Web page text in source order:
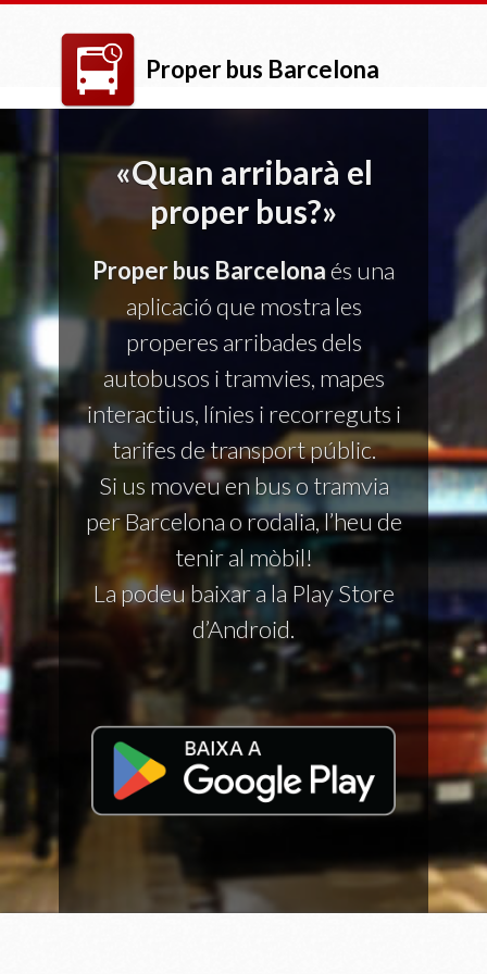
Proper bus Barcelona
«Quan arribarà el
proper bus?»
Proper bus Barcelonaés una
aplicació que mostra les
properes arribades dels
autobusos i tramvies, mapes
interactius, línies i recorreguts i
tarifes de transport públic.
Si us moveu en bus o tramvia
per Barcelona o rodalia, l’heu de
tenir al mòbil!
La podeu baixar a la Play Store
d’Android.